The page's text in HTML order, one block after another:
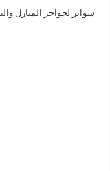
سواتر لحواجز المنازل